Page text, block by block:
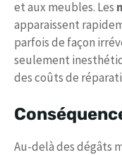
et aux meubles. Les
apparaissent
parfois de façon
seulement
des coûts de
Au-delà des dégâts